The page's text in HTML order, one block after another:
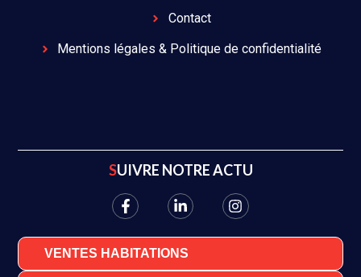
Contact
Mentions légales & Politique de confidentialité
SUIVRE NOTRE ACTU
VENTES HABITATIONS